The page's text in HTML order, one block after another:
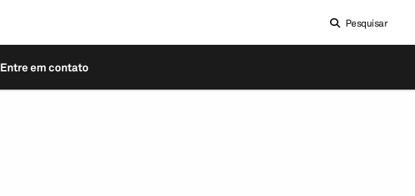
Pesquisar
Entre em contato